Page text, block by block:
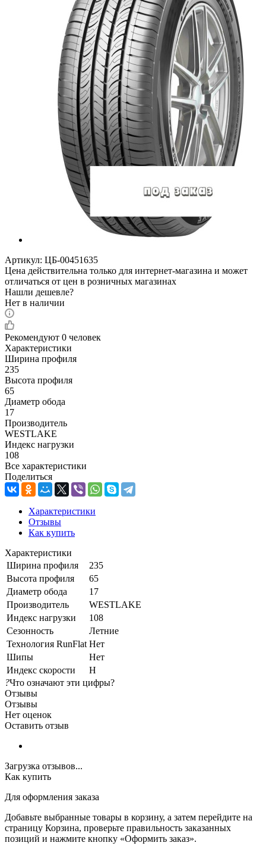
Артикул: ЦБ-00451635
Цена действительна только для интернет-магазина и может
отличаться от цен в розничных магазинах
Нашли дешевле?
Нет в наличии
Рекомендуют 0 человек
Характеристики
Ширина профиля
235
Высота профиля
65
Диаметр обода
17
Производитель
WESTLAKE
Индекс нагрузки
108
Все характеристики
Поделиться
Характеристики
Отзывы
Как купить
Характеристики
Ширина профиля
235
Высота профиля
65
Диаметр обода
17
Производитель
WESTLAKE
Индекс нагрузки
108
Сезонность
Летние
Технология RunFlat Нет
Шипы
Нет
Индекс скорости
H
?Что означают эти цифры?
Отзывы
Отзывы
Нет оценок
Оставить отзыв
Загрузка отзывов...
Как купить
Для оформления заказа
Добавьте выбранные товары в корзину, а затем перейдите на
страницу Корзина, проверьте правильность заказанных
позиций и нажмите кнопку «Оформить заказ».